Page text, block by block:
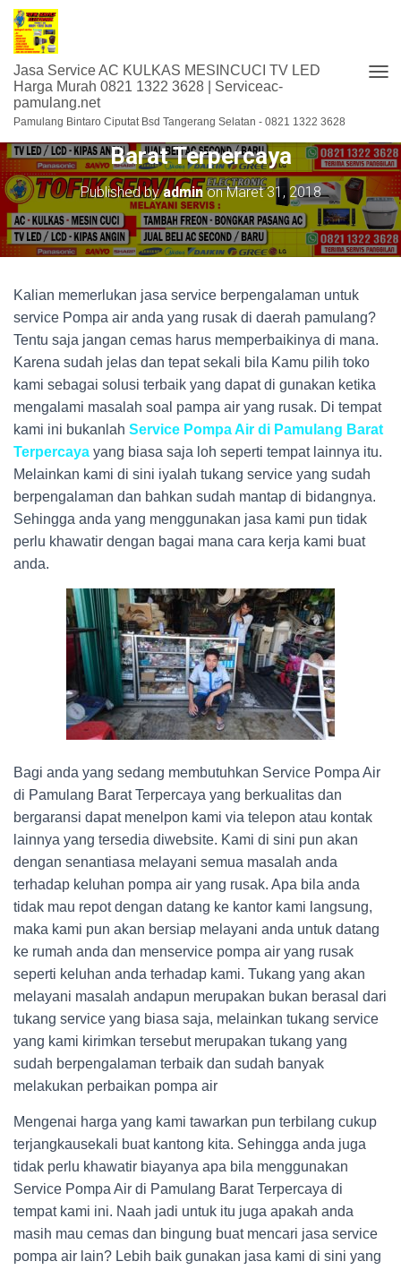
Jasa Service AC KULKAS MESINCUCI TV LED
Harga Murah 0821 1322 3628 | Serviceac-
pamulang.net
Pamulang Bintaro Ciputat Bsd Tangerang Selatan - 0821 1322 3628
L
E
N
A
I
G
Service Pompa Air di Pamulang
Barat Terpercaya
Published byadminonMaret 31, 2018
Kalian memerlukan jasa service berpengalaman untuk
service Pompa air anda yang rusak di daerah pamulang?
Tentu saja jangan cemas harus memperbaikinya di mana.
Karena sudah jelas dan tepat sekali bila Kamu pilih toko
kami sebagai solusi terbaik yang dapat di gunakan ketika
mengalami masalah soal pampa air yang rusak. Di tempat
kami ini bukanlah Service Pompa Air di Pamulang Barat
Terpercaya yang biasa saja loh seperti tempat lainnya itu.
Melainkan kami di sini iyalah tukang service yang sudah
berpengalaman dan bahkan sudah mantap di bidangnya.
Sehingga anda yang menggunakan jasa kami pun tidak
perlu khawatir dengan bagai mana cara kerja kami buat
anda.
Bagi anda yang sedang membutuhkan Service Pompa Air
di Pamulang Barat Terpercaya yang berkualitas dan
bergaransi dapat menelpon kami via telepon atau kontak
lainnya yang tersedia diwebsite. Kami di sini pun akan
dengan senantiasa melayani semua masalah anda
terhadap keluhan pompa air yang rusak. Apa bila anda
tidak mau repot dengan datang ke kantor kami langsung,
maka kami pun akan bersiap melayani anda untuk datang
ke rumah anda dan menservice pompa air yang rusak
seperti keluhan anda terhadap kami. Tukang yang akan
melayani masalah andapun merupakan bukan berasal dari
tukang service yang biasa saja, melainkan tukang service
yang kami kirimkan tersebut merupakan tukang yang
sudah berpengalaman terbaik dan sudah banyak
melakukan perbaikan pompa air
Mengenai harga yang kami tawarkan pun terbilang cukup
terjangkausekali buat kantong kita. Sehingga anda juga
tidak perlu khawatir biayanya apa bila menggunakan
Service Pompa Air di Pamulang Barat Terpercaya di
tempat kami ini. Naah jadi untuk itu juga apakah anda
masih mau cemas dan bingung buat mencari jasa service
pompa air lain? Lebih baik gunakan jasa kami di sini yang